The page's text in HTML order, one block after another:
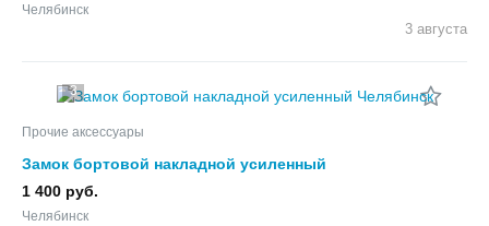
Челябинск
3 августа
3
Прочие аксессуары
Замок бортовой накладной усиленный
1 400 руб.
Челябинск